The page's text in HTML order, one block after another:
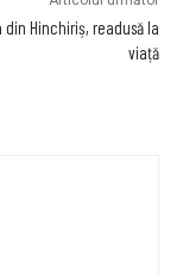
din Hinchiriș, readusă la
viață